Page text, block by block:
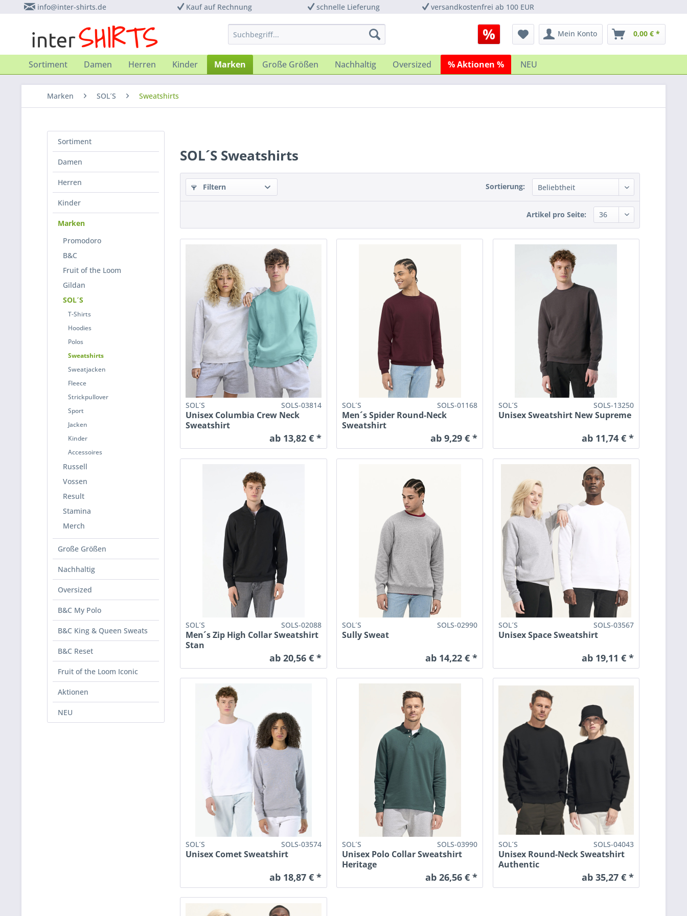
info@inter-shirts.de Kauf auf Rechnung schnelle Lieferung versandkostenfrei ab 100 EUR
Mein Konto 0,00 € *
Sortiment Damen Herren Kinder Marken Große Größen Nachhaltig Oversized % Aktionen % NEU
Marken SOL´S Sweatshirts
Sortiment
Damen
Herren
Kinder
Marken
Promodoro
B&C
Fruit of the Loom
Gildan
SOL´S
T-Shirts
Hoodies
Polos
Sweatshirts
Sweatjacken
Fleece
Strickpullover
Sport
Jacken
Kinder
Accessoires
Russell
Vossen
Result
Stamina
Merch
Große Größen
Nachhaltig
Oversized
B&C My Polo
B&C King & Queen Sweats
B&C Reset
Fruit of the Loom Iconic
Aktionen
NEU
SOL´S Sweatshirts
Filtern Sortierung:
Artikel pro Seite:
SOL´S SOLS-03814
Unisex Columbia Crew Neck
Sweatshirt
ab 13,82 € *
SOL´S SOLS-01168
Men´s Spider Round-Neck
Sweatshirt
ab 9,29 € *
SOL´S SOLS-13250
Unisex Sweatshirt New Supreme
ab 11,74 € *
SOL´S SOLS-02088
Men´s Zip High Collar Sweatshirt
Stan
ab 20,56 € *
SOL´S SOLS-02990
Sully Sweat
ab 14,22 € *
SOL´S SOLS-03567
Unisex Space Sweatshirt
ab 19,11 € *
SOL´S SOLS-03574
Unisex Comet Sweatshirt
ab 18,87 € *
SOL´S SOLS-03990
Unisex Polo Collar Sweatshirt
Heritage
ab 26,56 € *
SOL´S SOLS-04043
Unisex Round-Neck Sweatshirt
Authentic
ab 35,27 € *